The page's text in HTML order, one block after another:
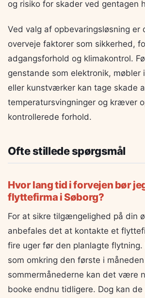
og risiko for skader ved gentagen
Ved valg af opbevaringsløsning er
overveje faktorer som sikkerhed,
adgangsforhold og klimakontrol.
genstande som elektronik,
eller kunstværker kan tage skade
temperatursvingninger og kræver
kontrollerede forhold.
Ofte stillede spørgsmål
Hvor lang tid i forvejen bør
flyttefirma i Søborg?
For at sikre tilgængelighed på din
anbefales det at kontakte et
fire uger før den planlagte
som omkring den første i
sommermånederne kan det være
booke endnu tidligere. Dog kan de